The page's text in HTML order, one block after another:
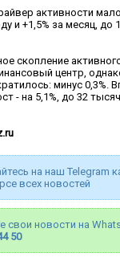
активности
и +1,5% за месяц,
скопление
центр,
минус 0,3%.
- на 5,1%, до 32
на наш Telegram
всех новостей
свои новости на
50